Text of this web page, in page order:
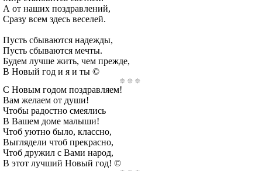
А от наших поздравлений,
Сразу всем здесь веселей.
Пусть сбываются надежды,
Пусть сбываются мечты.
Будем лучше жить, чем прежде,
В Новый год и я и ты ©
С Новым годом поздравляем!
Вам желаем от души!
Чтобы радостно смеялись
В Вашем доме малыши!
Чтоб уютно было, классно,
Выглядели чтоб прекрасно,
Чтоб дружил с Вами народ,
В этот лучший Новый год! ©